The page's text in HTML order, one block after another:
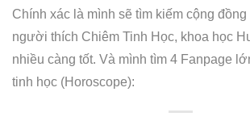
Chính xác là mình sẽ tìm kiếm cộng
người thích Chiêm Tinh Học, khoa học
nhiều càng tốt. Và mình tìm 4 Fanpage
tinh học (Horoscope):